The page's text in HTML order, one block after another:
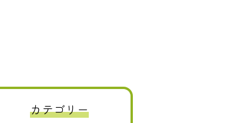
カテゴリー